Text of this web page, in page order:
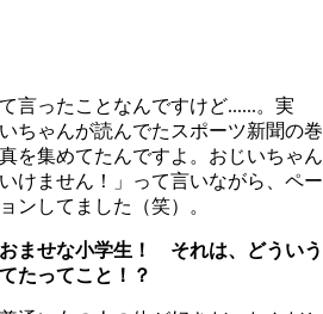
言ったことなんですけど......。実
ちゃんが読んでたスポーツ新聞の巻
を集めてたんですよ。おじいちゃん
けません！」って言いながら、ペー
ンしてました（笑）。
せな小学生！ それは、どういう
たってこと！？